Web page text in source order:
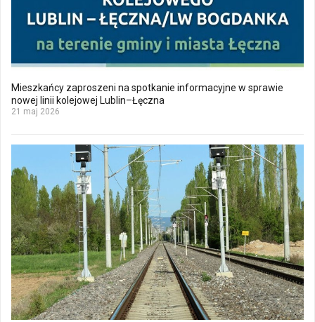
Mieszkańcy zaproszeni na spotkanie informacyjne w sprawie
nowej linii kolejowej Lublin–Łęczna
21 maj 2026